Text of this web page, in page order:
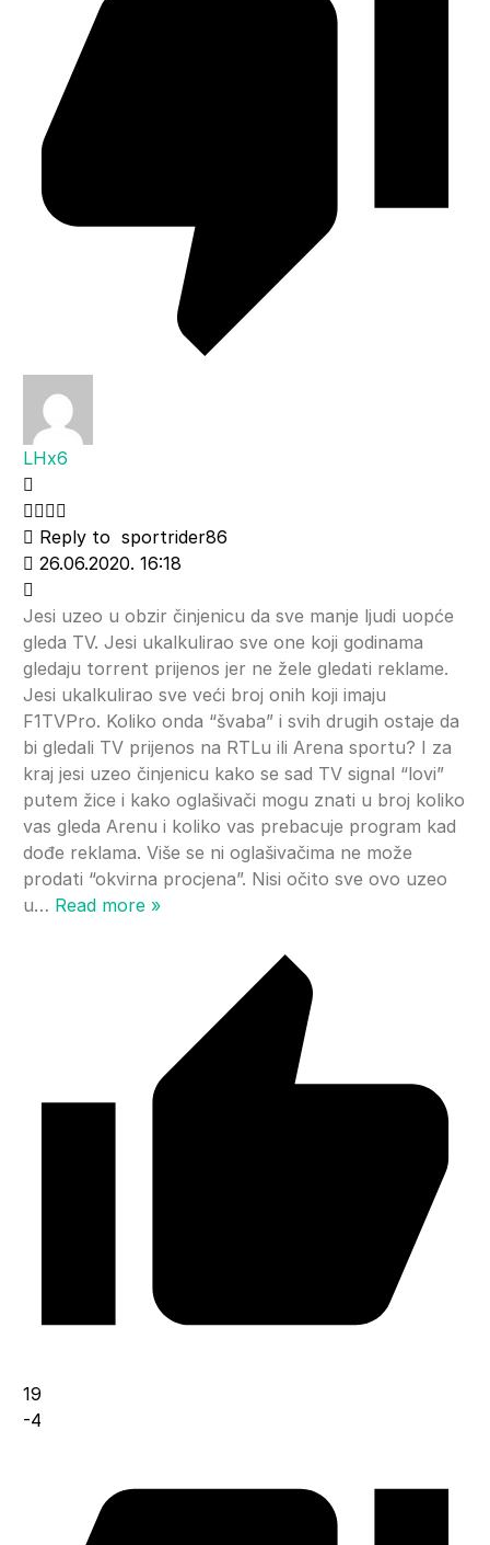
LHx6
Reply to sportrider86
26.06.2020. 16:18
Jesi uzeo u obzir činjenicu da sve manje ljudi uopće
gleda TV. Jesi ukalkulirao sve one koji godinama
gledaju torrent prijenos jer ne žele gledati reklame.
Jesi ukalkulirao sve veći broj onih koji imaju
F1TVPro. Koliko onda “švaba” i svih drugih ostaje da
bi gledali TV prijenos na RTLu ili Arena sportu? I za
kraj jesi uzeo činjenicu kako se sad TV signal “lovi”
putem žice i kako oglašivači mogu znati u broj koliko
vas gleda Arenu i koliko vas prebacuje program kad
dođe reklama. Više se ni oglašivačima ne može
prodati “okvirna procjena”. Nisi očito sve ovo uzeo
u… Read more »
19
-4